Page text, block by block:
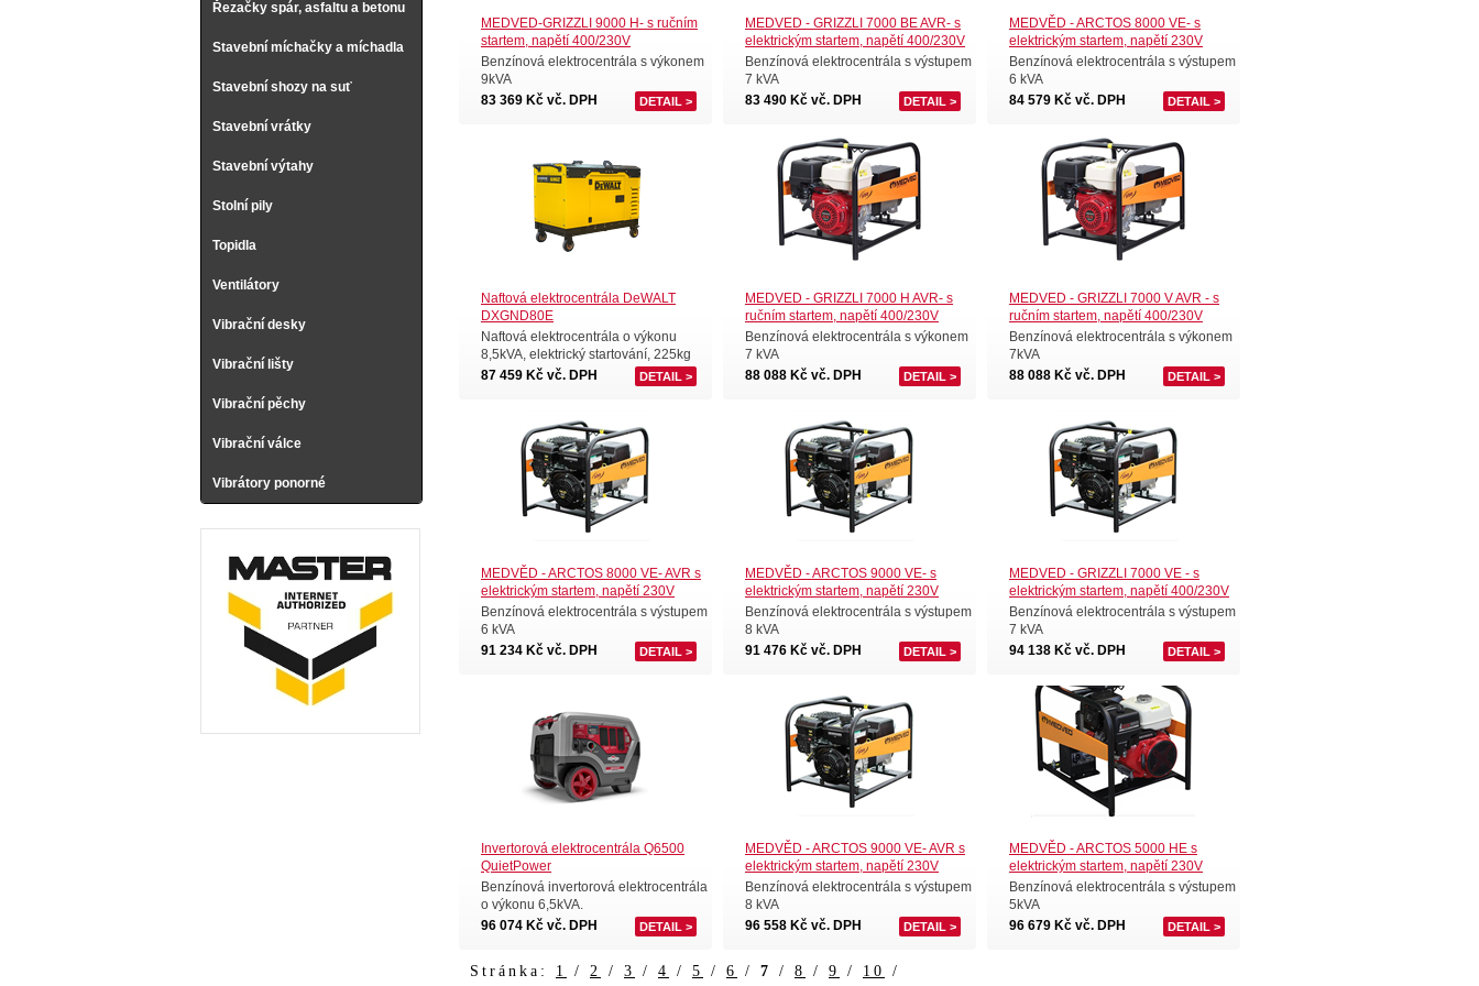
Řezačky spár, asfaltu a betonu
Stavební míchačky a míchadla
Stavební shozy na suť
Stavební vrátky
Stavební výtahy
Stolní pily
Topidla
Ventilátory
Vibrační desky
Vibrační lišty
Vibrační pěchy
Vibrační válce
Vibrátory ponorné
MEDVED-GRIZZLI 9000 H- s ručním
startem, napětí 400/230V
Benzínová elektrocentrála s výkonem
9kVA
83 369 Kč vč. DPH
DETAIL >
MEDVED - GRIZZLI 7000 BE AVR- s
elektrickým startem, napětí 400/230V
Benzínová elektrocentrála s výstupem
7 kVA
83 490 Kč vč. DPH
DETAIL >
MEDVĚD - ARCTOS 8000 VE- s
elektrickým startem, napětí 230V
Benzínová elektrocentrála s výstupem
6 kVA
84 579 Kč vč. DPH
DETAIL >
Naftová elektrocentrála DeWALT
DXGND80E
Naftová elektrocentrála o výkonu
8,5kVA, elektrický startování, 225kg
87 459 Kč vč. DPH
DETAIL >
MEDVED - GRIZZLI 7000 H AVR- s
ručním startem, napětí 400/230V
Benzínová elektrocentrála s výkonem
7 kVA
88 088 Kč vč. DPH
DETAIL >
MEDVED - GRIZZLI 7000 V AVR - s
ručním startem, napětí 400/230V
Benzínová elektrocentrála s výkonem
7kVA
88 088 Kč vč. DPH
DETAIL >
MEDVĚD - ARCTOS 8000 VE- AVR s
elektrickým startem, napětí 230V
Benzínová elektrocentrála s výstupem
6 kVA
91 234 Kč vč. DPH
DETAIL >
MEDVĚD - ARCTOS 9000 VE- s
elektrickým startem, napětí 230V
Benzínová elektrocentrála s výstupem
8 kVA
91 476 Kč vč. DPH
DETAIL >
MEDVED - GRIZZLI 7000 VE - s
elektrickým startem, napětí 400/230V
Benzínová elektrocentrála s výstupem
7 kVA
94 138 Kč vč. DPH
DETAIL >
Invertorová elektrocentrála Q6500
QuietPower
Benzínová invertorová elektrocentrála
o výkonu 6,5kVA.
96 074 Kč vč. DPH
DETAIL >
MEDVĚD - ARCTOS 9000 VE- AVR s
elektrickým startem, napětí 230V
Benzínová elektrocentrála s výstupem
8 kVA
96 558 Kč vč. DPH
DETAIL >
MEDVĚD - ARCTOS 5000 HE s
elektrickým startem, napětí 230V
Benzínová elektrocentrála s výstupem
5kVA
96 679 Kč vč. DPH
DETAIL >
Stránka: 1 / 2 / 3 / 4 / 5 / 6 / 7 / 8 / 9 / 10 /